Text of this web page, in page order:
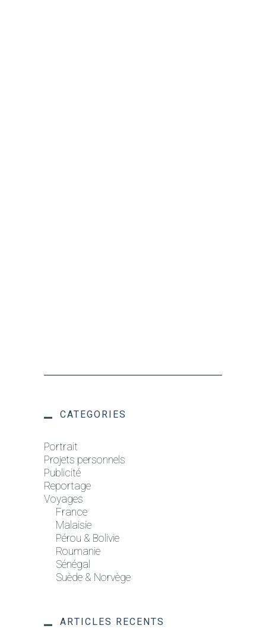
CATEGORIES
Portrait
Projets personnels
Publicité
Reportage
Voyages
France
Malaisie
Pérou & Bolivie
Roumanie
Sénégal
Suède & Norvège
ARTICLES RECENTS